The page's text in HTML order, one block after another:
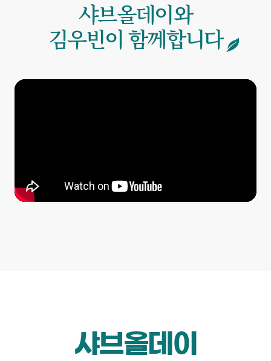
샤브올데이와
김우빈이 함께합니다
샤브올데이